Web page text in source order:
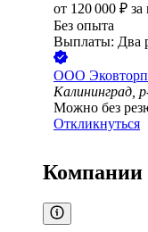
от 120 000 ₽ за
Без опыта
Выплаты: Два
ООО
Калининград,
Можно без
Откликнуться
Компании